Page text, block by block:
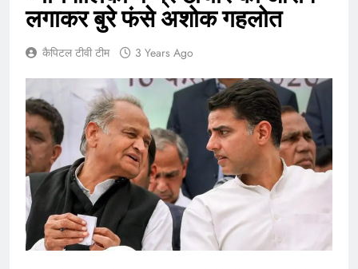
लगाकर बुरे फंसे अशोक गहलोत
कैपिटल टीवी टीम 3 Years Ago